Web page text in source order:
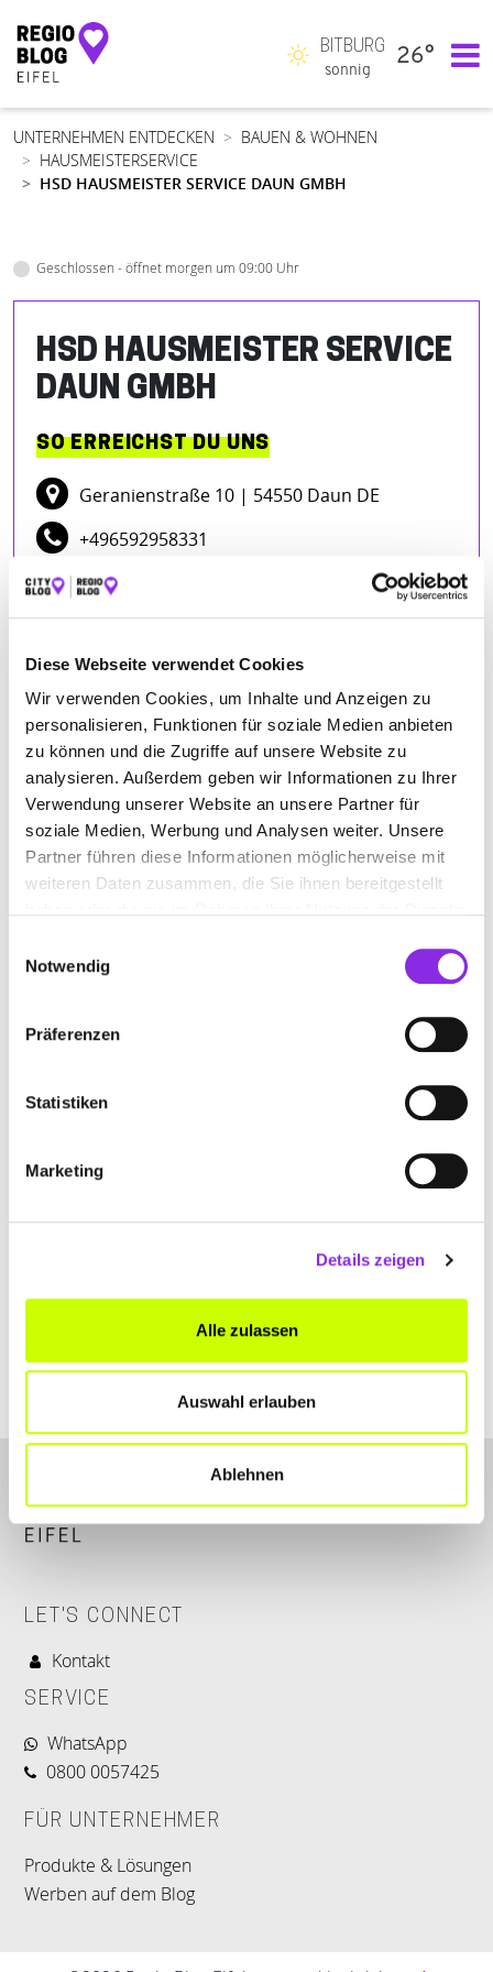
Diese Webseite verwendet Cookies
Wir verwenden Cookies, um Inhalte und Anzeigen zu
personalisieren, Funktionen für soziale Medien anbieten
zu können und die Zugriffe auf unsere Website zu
analysieren. Außerdem geben wir Informationen zu Ihrer
Verwendung unserer Website an unsere Partner für
soziale Medien, Werbung und Analysen weiter. Unsere
Partner führen diese Informationen möglicherweise mit
weiteren Daten zusammen, die Sie ihnen bereitgestellt
Notwendig
Präferenzen
Statistiken
Marketing
Details zeigen
Alle zulassen
Auswahl erlauben
Ablehnen
Hauptnavigation
BITBURG
sonnig
26°
UNTERNEHMEN ENTDECKEN
BAUEN & WOHNEN
HAUSMEISTERSERVICE
HSD HAUSMEISTER SERVICE DAUN GMBH
Geschlossen - öffnet morgen um 09:00 Uhr
HSD HAUSMEISTER SERVICE
DAUN GMBH
SO ERREICHST DU UNS
Geranienstraße 10 | 54550 Daun DE
+496592958331
hausmeister-service-daun-
gmbh.weblocator.de
ÖFFNUNGSZEITEN
Montag
09:00 - 17:00
Dienstag
09:00 - 17:00
Mittwoch
09:00 - 17:00
Donnerstag
09:00 - 17:00
Freitag
09:00 - 17:00
Bitte akzeptiere
, damit
LET'S CONNECT
Kontakt
SERVICE
WhatsApp
0800 0057425
FÜR UNTERNEHMER
Produkte & Lösungen
Werben auf dem Blog